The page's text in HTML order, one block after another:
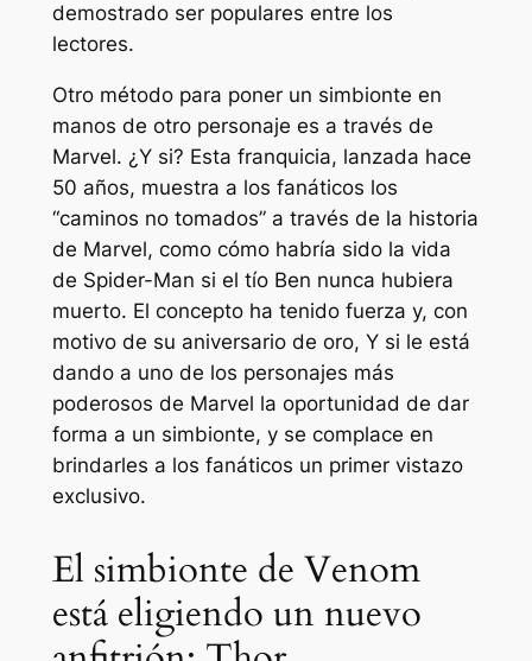
demostrado ser populares entre los
lectores.
Otro método para poner un simbionte en
manos de otro personaje es a través de
Marvel. ¿Y si? Esta franquicia, lanzada hace
50 años, muestra a los fanáticos los
“caminos no tomados” a través de la historia
de Marvel, como cómo habría sido la vida
de Spider-Man si el tío Ben nunca hubiera
muerto. El concepto ha tenido fuerza y, con
motivo de su aniversario de oro, Y si le está
dando a uno de los personajes más
poderosos de Marvel la oportunidad de dar
forma a un simbionte, y se complace en
brindarles a los fanáticos un primer vistazo
exclusivo.
El simbionte de Venom
está eligiendo un nuevo